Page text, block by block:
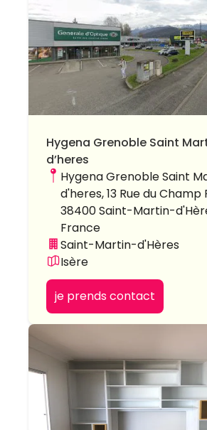
Hygena Grenoble Saint
d’heres
Hygena Grenoble Saint
d'heres, 13 Rue du Champ
38400 Saint-Martin-
France
Saint-Martin-d'Hères
Isère
je prends contact